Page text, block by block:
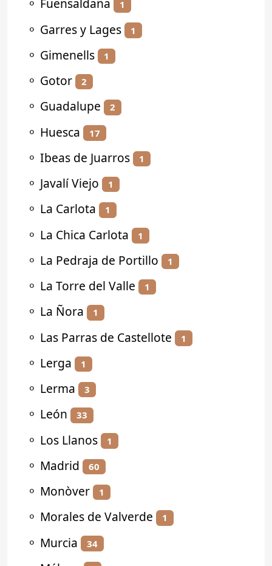
⚬ Fuensaldaña 1
⚬ Garres y Lages 1
⚬ Gimenells 1
⚬ Gotor 2
⚬ Guadalupe 2
⚬ Huesca 17
⚬ Ibeas de Juarros 1
⚬ Javalí Viejo 1
⚬ La Carlota 1
⚬ La Chica Carlota 1
⚬ La Pedraja de Portillo 1
⚬ La Torre del Valle 1
⚬ La Ñora 1
⚬ Las Parras de Castellote 1
⚬ Lerga 1
⚬ Lerma 3
⚬ León 33
⚬ Los Llanos 1
⚬ Madrid 60
⚬ Monòver 1
⚬ Morales de Valverde 1
⚬ Murcia 34